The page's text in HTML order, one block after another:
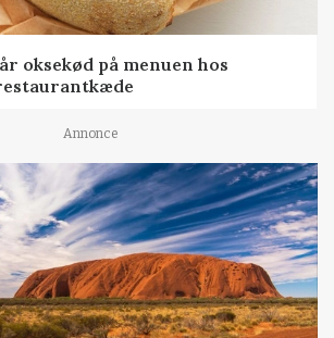
oksekød på menuen hos
Annonce